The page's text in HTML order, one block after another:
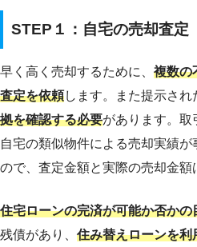
STEP１：自宅の売却査定
早く高く売却するために、 複数の
査定を依頼します。また提示され
拠を確認する必要があります。取
自宅の類似物件による売却実績
ので、査定金額と実際の売却金額
住宅ローンの完済が可能か否かの
残債があり、 住み替えローンを利